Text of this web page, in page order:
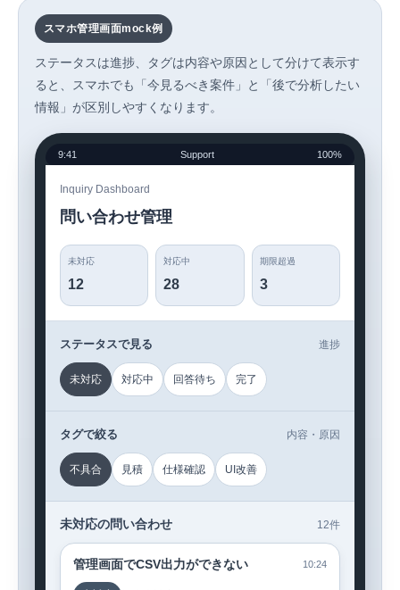
スマホ管理画面mock例
ステータスは進捗、タグは内容や原因として分けて表示す
ると、スマホでも「今見るべき案件」と「後で分析したい
情報」が区別しやすくなります。
9:41 Support 100%
Inquiry Dashboard
問い合わせ管理
未対応
12
対応中
28
期限超過
3
ステータスで見る 進捗
未対応 対応中 回答待ち 完了
タグで絞る 内容・原因
不具合 見積 仕様確認 UI改善
未対応の問い合わせ 12件
管理画面でCSV出力ができない 10:24